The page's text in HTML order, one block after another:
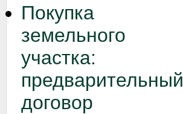
Покупка
земельного
участка:
предварительный
договор